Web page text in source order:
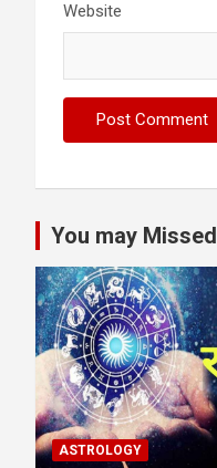
Website
You may Missed
ASTROLOGY